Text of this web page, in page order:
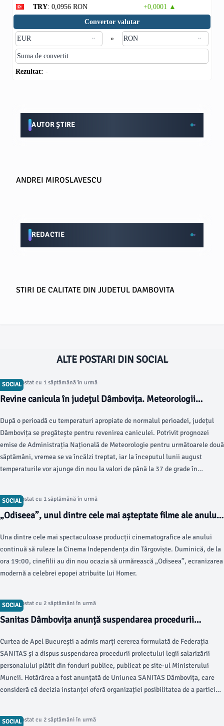
TRY: 0,0956 RON
+0,0001 ▲
Convertor valutar
»
Rezultat: -
AUTOR ȘTIRE
ANDREI MIROSLAVESCU
REDACTIE
STIRI DE CALITATE DIN JUDETUL DAMBOVITA
ALTE POSTARI DIN SOCIAL
SOCIAL
Articol postat cu 1 săptămână în urmă
Revine canicula în județul Dâmbovița. Meteorologii
două săptămâni
După o perioadă cu temperaturi apropiate de normalul perioadei, județul
Dâmbovița se pregătește pentru revenirea caniculei. Potrivit prognozei
emise de Administrația Națională de Meteorologie pentru următoarele două
săptămâni, vremea se va încălzi treptat, iar la începutul lunii august
temperaturile vor ajunge din nou la valori de până la 37 de grade în
SOCIAL
Articol postat cu 1 săptămână în urmă
„Odiseea”, unul dintre cele mai așteptate filme ale anului,
Una dintre cele mai spectaculoase producții cinematografice ale anului
continuă să ruleze la Cinema Independența din Târgoviște. Duminică, de la
ora 19:00, cinefilii au din nou ocazia să urmărească „Odiseea”, ecranizarea
modernă a celebrei epopei atribuite lui Homer.
SOCIAL
Articol postat cu 2 săptămâni în urmă
Sanitas Dâmbovița anunță suspendarea procedurii
București
Curtea de Apel București a admis marți cererea formulată de Federația
SANITAS și a dispus suspendarea procedurii proiectului legii salarizării
personalului plătit din fonduri publice, publicat pe site-ul Ministerului
Muncii. Hotărârea a fost anunțată de Uniunea SANITAS Dâmbovița, care
consideră că decizia instanței oferă organizației posibilitatea de a participa
SOCIAL
Articol postat cu 2 săptămâni în urmă